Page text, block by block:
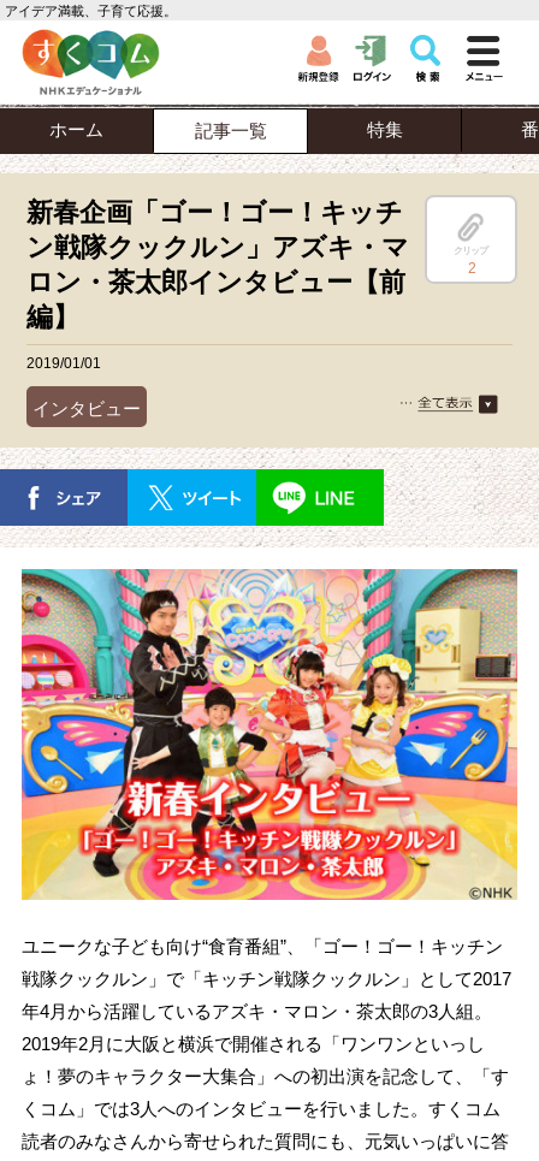
アイデア満載、子育て応援。
ホーム 記事一覧 特集
新春企画「ゴー！ゴー！キッチ
ン戦隊クックルン」アズキ・マ
ロン・茶太郎インタビュー【前
編】
クリップ
2
2019/01/01
インタビュー
ゴー！ゴー！キッチン戦隊クックルン
ユニークな子ども向け“食育番組”、「ゴー！ゴー！キッチン
戦隊クックルン」で「キッチン戦隊クックルン」として2017
年4月から活躍しているアズキ・マロン・茶太郎の3人組。
2019年2月に大阪と横浜で開催される「ワンワンといっし
ょ！夢のキャラクター大集合」への初出演を記念して、「す
くコム」では3人へのインタビューを行いました。すくコム
読者のみなさんから寄せられた質問にも、元気いっぱいに答